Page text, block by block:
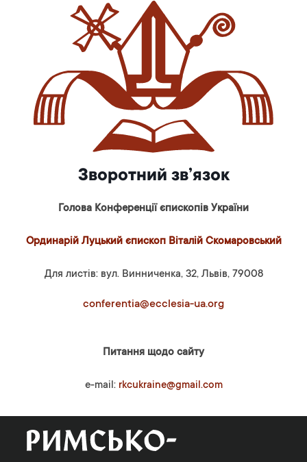
Зворотний зв’язок
Голова Конференції єпископів України
Ординарій Луцький єпископ Віталій Скомаровський
Для листів: вул. Винниченка, 32, Львів, 79008
conferentia@ecclesia-ua.org
Питання щодо сайту
e-mail: rkcukraine@gmail.com